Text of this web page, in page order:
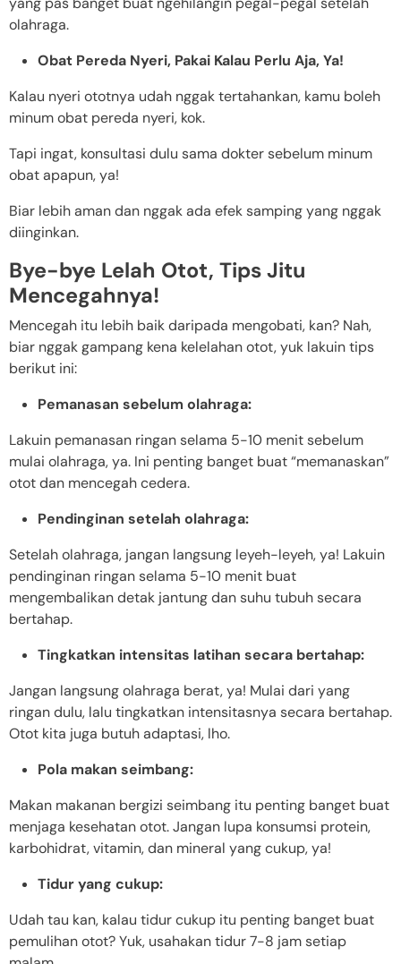
olahraga.
Obat Pereda Nyeri, Pakai Kalau Perlu Aja, Ya!
Kalau nyeri ototnya udah nggak tertahankan, kamu boleh
minum obat pereda nyeri, kok.
Tapi ingat, konsultasi dulu sama dokter sebelum minum
obat apapun, ya!
Biar lebih aman dan nggak ada efek samping yang nggak
diinginkan.
Bye-bye Lelah Otot, Tips Jitu
Mencegahnya!
Mencegah itu lebih baik daripada mengobati, kan? Nah,
biar nggak gampang kena kelelahan otot, yuk lakuin tips
berikut ini:
Pemanasan sebelum olahraga:
Lakuin pemanasan ringan selama 5-10 menit sebelum
mulai olahraga, ya. Ini penting banget buat “memanaskan”
otot dan mencegah cedera.
Pendinginan setelah olahraga:
Setelah olahraga, jangan langsung leyeh-leyeh, ya! Lakuin
pendinginan ringan selama 5-10 menit buat
mengembalikan detak jantung dan suhu tubuh secara
bertahap.
Tingkatkan intensitas latihan secara bertahap:
Jangan langsung olahraga berat, ya! Mulai dari yang
ringan dulu, lalu tingkatkan intensitasnya secara bertahap.
Otot kita juga butuh adaptasi, lho.
Pola makan seimbang:
Makan makanan bergizi seimbang itu penting banget buat
menjaga kesehatan otot. Jangan lupa konsumsi protein,
karbohidrat, vitamin, dan mineral yang cukup, ya!
Tidur yang cukup:
Udah tau kan, kalau tidur cukup itu penting banget buat
pemulihan otot? Yuk, usahakan tidur 7-8 jam setiap